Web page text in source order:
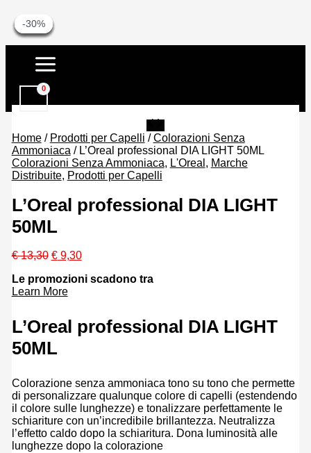
contenuto
-30%
Home/ Prodotti per Capelli /Colorazioni Senza
Ammoniaca / L’Oreal professional DIA LIGHT 50ML
Colorazioni Senza Ammoniaca, L'Oreal , Marche
Distribuite, Prodotti per Capelli
L’Oreal professional DIA LIGHT
50ML
€13,30 Il
originale
era:
€9,30Il
attuale
Le promozioni scadono tra
Learn More
L’Oreal professional DIA LIGHT
50ML
Colorazione senza ammoniaca tono su tono che permette
di personalizzare qualunque colore di capelli (estendendo
il colore sulle lunghezze) e tonalizzare perfettamente le
schiariture con un’incredibile brillantezza. Neutralizza
l’effetto caldo dopo la schiaritura. Dona luminosità alle
lunghezze dopo la colorazione
-30%
-30%
-34%
-34%
-30%
-30%